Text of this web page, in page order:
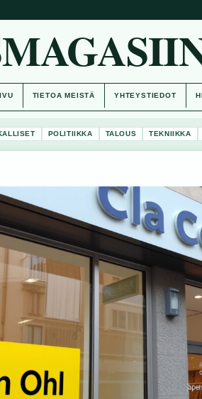
TIETOA MEISTÄ YHTEYSTIEDOT
POLITIIKKA TALOUS TEKNIIKKA